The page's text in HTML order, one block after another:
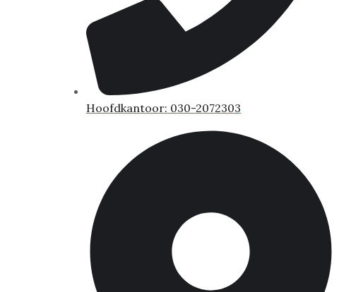
Hoofdkantoor: 030-2072303